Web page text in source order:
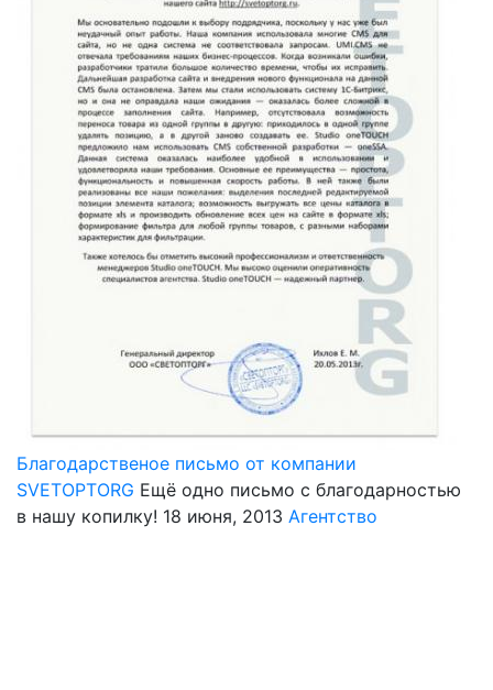
Благодарственое письмо от компании
SVETOPTORG Ещё одно письмо с благодарностью
в нашу копилку! 18 июня, 2013 Агентство